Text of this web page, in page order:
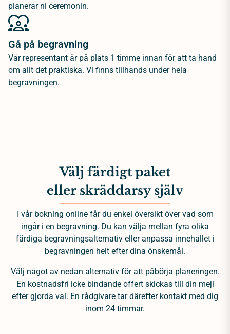
planerar ni ceremonin.
Gå på begravning
Vår representant är på plats 1 timme innan för att ta hand
om allt det praktiska. Vi finns tillhands under hela
begravningen.
Välj färdigt paket
eller skräddarsy själv
I vår bokning online får du enkel översikt över vad som
ingår i en begravning. Du kan välja mellan fyra olika
färdiga begravningsalternativ eller anpassa innehållet i
begravningen helt efter dina önskemål.
Välj något av nedan alternativ för att påbörja planeringen.
En kostnadsfri icke bindande offert skickas till din mejl
efter gjorda val. En rådgivare tar därefter kontakt med dig
inom 24 timmar.